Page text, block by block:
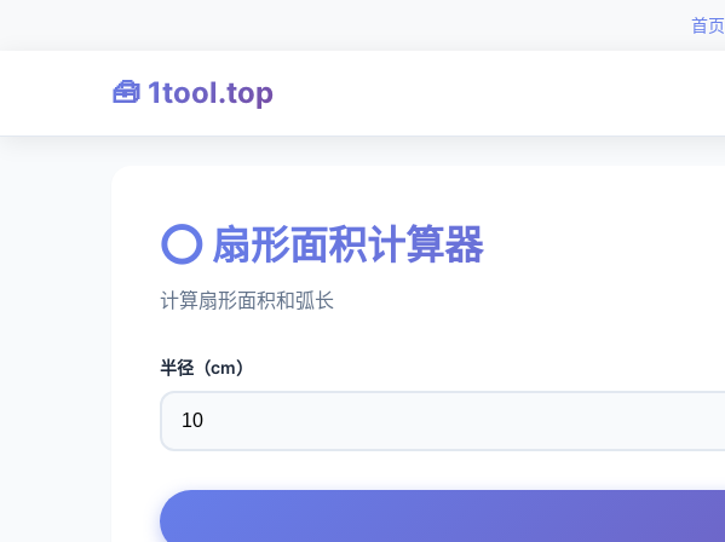
首页
🧰 1tool.top
⭕ 扇形面积计算器
计算扇形面积和弧长
半径（cm）